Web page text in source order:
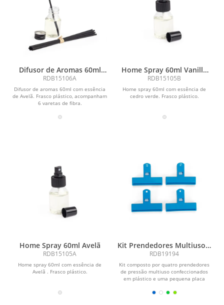
Difusor de Aromas 60ml
Avelã
RDB15106A
Difusor de aromas 60ml com essência
de Avelã. Frasco plástico, acompanham
6 varetas de fibra.
Home Spray 60ml Vanilla
Cítrica
RDB15105B
Home spray 60ml com essência de
cedro verde. Frasco plástico.
Home Spray 60ml Avelã
RDB15105A
Home spray 60ml com essência de
Avelã . Frasco plástico.
Kit Prendedores Multiuso 4
Peças
RDB19194
Kit composto por quatro prendedores
de pressão multiuso confeccionados
em plástico e uma pequena placa